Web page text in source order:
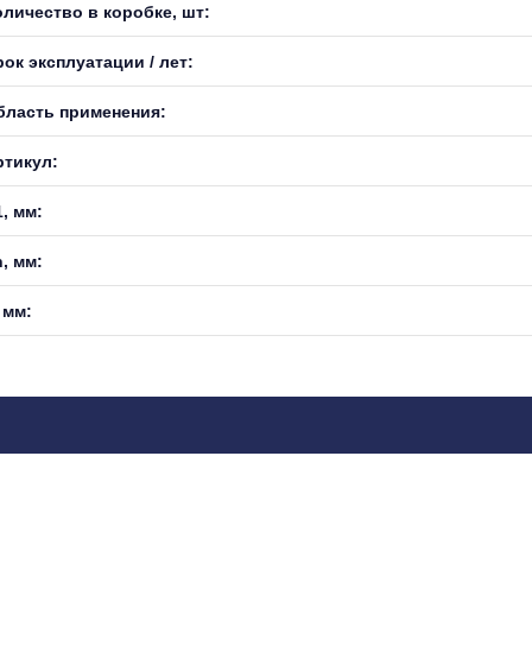
в коробке, шт:
эксплуатации / лет:
применения:
мм:
мм:
мм: